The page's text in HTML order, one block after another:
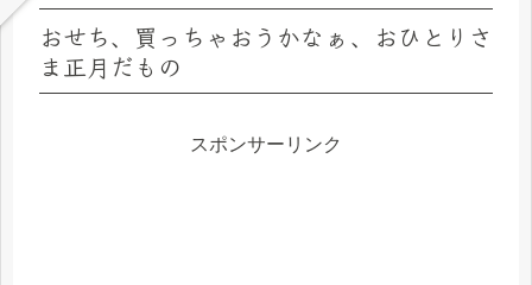
おせち、買っちゃおうかなぁ、おひとりさ
ま正月だもの
スポンサーリンク